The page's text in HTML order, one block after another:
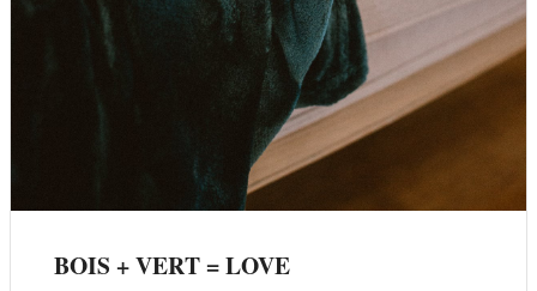
BOIS + VERT = LOVE